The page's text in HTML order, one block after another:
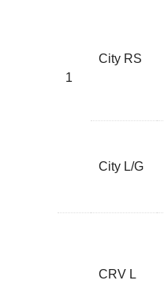
1
City RS
City L/G
CRV L